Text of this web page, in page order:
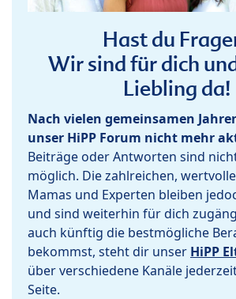
Hast du
Wir sind für dich
Liebling da!
Nach vielen gemeinsamen
unser HiPP Forum nicht mehr
Beiträge oder Antworten sind
möglich. Die zahlreichen,
Mamas und Experten bleiben
und sind weiterhin für dich
auch künftig die bestmögliche
bekommst, steht dir unser HiPP
über verschiedene Kanäle
Seite.